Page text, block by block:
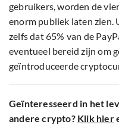
gebruikers, worden de
enorm publiek laten zien.
zelfs dat 65% van de
eventueel bereid zijn om
geïntroduceerde
Geïnteresseerd in het
andere crypto? Klik hier